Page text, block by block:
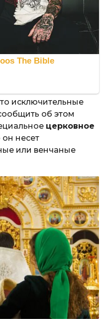
исключительные
об этом
церковное
несет
или венчаные